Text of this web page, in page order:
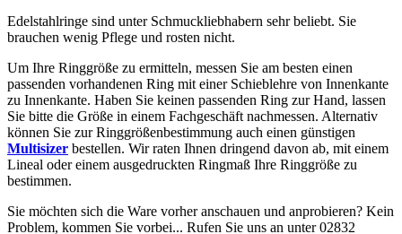
Edelstahlringe sind unter Schmuckliebhabern sehr beliebt. Sie
brauchen wenig Pflege und rosten nicht.
Um Ihre Ringgröße zu ermitteln, messen Sie am besten einen
passenden vorhandenen Ring mit einer Schieblehre von Innenkante
zu Innenkante. Haben Sie keinen passenden Ring zur Hand, lassen
Sie bitte die Größe in einem Fachgeschäft nachmessen. Alternativ
können Sie zur Ringgrößenbestimmung auch einen günstigen
Multisizer bestellen. Wir raten Ihnen dringend davon ab, mit einem
Lineal oder einem ausgedruckten Ringmaß Ihre Ringgröße zu
bestimmen.
Sie möchten sich die Ware vorher anschauen und anprobieren? Kein
Problem, kommen Sie vorbei... Rufen Sie uns an unter 02832